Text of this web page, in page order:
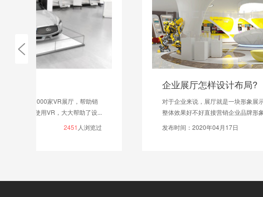
对于企业来说，展厅就是一块形象展示场所，展厅设计
整体效果好不好直接营销企业品牌形象，更重要的能...
发布时间：2020年04月17日
1976人浏览过